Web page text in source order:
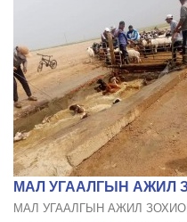
МАЛ УГААЛГЫН АЖИЛ
МАЛ УГААЛГЫН АЖИЛ